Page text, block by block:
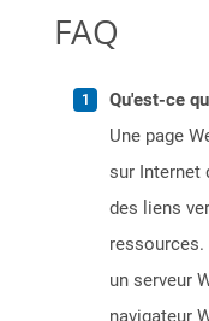
FAQ
Qu'est-ce
Une page
sur Internet
des liens
ressources.
un serveur
navigateur